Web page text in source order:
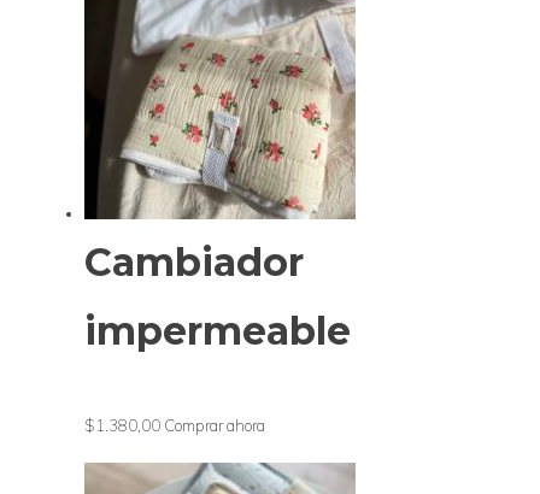
Cambiador
impermeable
$1.380,00 Comprar ahora